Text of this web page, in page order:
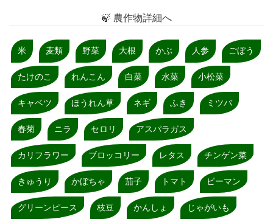
🍃 農作物詳細へ
米 麦類 野菜 大根 かぶ 人参 ごぼう
たけのこ れんこん 白菜 水菜 小松菜
キャベツ ほうれん草 ネギ ふき ミツバ
春菊 ニラ セロリ アスパラガス
カリフラワー ブロッコリー レタス チンゲン菜
きゅうり かぼちゃ 茄子 トマト ピーマン
グリーンピース 枝豆 かんしょ じゃがいも